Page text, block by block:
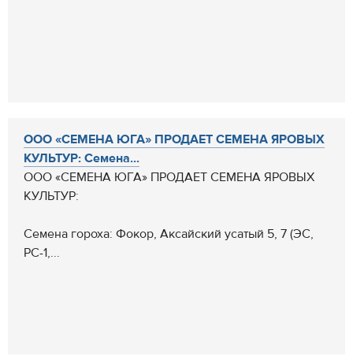
ООО «СЕМЕНА ЮГА» ПРОДАЕТ СЕМЕНА ЯРОВЫХ
КУЛЬТУР: Семена...
ООО «СЕМЕНА ЮГА» ПРОДАЕТ СЕМЕНА ЯРОВЫХ
КУЛЬТУР:
Семена гороха: Фокор, Аксайский усатый 5, 7 (ЭС,
РС-1,...